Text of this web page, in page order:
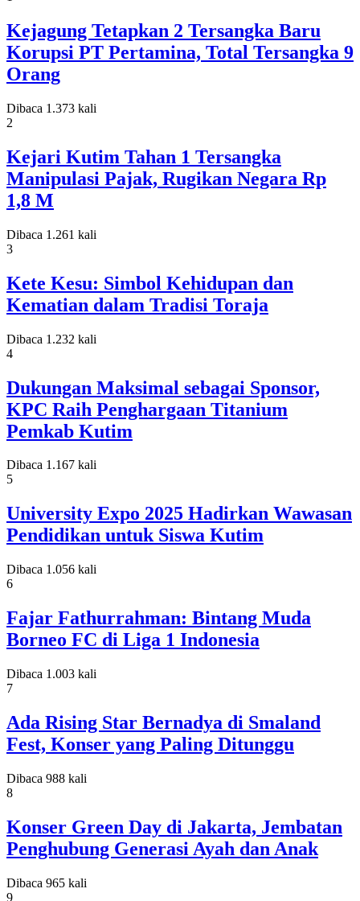
Kejagung Tetapkan 2 Tersangka Baru
Korupsi PT Pertamina, Total Tersangka 9
Orang
Dibaca 1.373 kali
2
Kejari Kutim Tahan 1 Tersangka
Manipulasi Pajak, Rugikan Negara Rp
1,8 M
Dibaca 1.261 kali
3
Kete Kesu: Simbol Kehidupan dan
Kematian dalam Tradisi Toraja
Dibaca 1.232 kali
4
Dukungan Maksimal sebagai Sponsor,
KPC Raih Penghargaan Titanium
Pemkab Kutim
Dibaca 1.167 kali
5
University Expo 2025 Hadirkan Wawasan
Pendidikan untuk Siswa Kutim
Dibaca 1.056 kali
6
Fajar Fathurrahman: Bintang Muda
Borneo FC di Liga 1 Indonesia
Dibaca 1.003 kali
7
Ada Rising Star Bernadya di Smaland
Fest, Konser yang Paling Ditunggu
Dibaca 988 kali
8
Konser Green Day di Jakarta, Jembatan
Penghubung Generasi Ayah dan Anak
Dibaca 965 kali
9